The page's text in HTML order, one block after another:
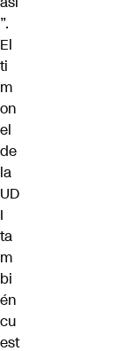
”.
El
ti
m
on
el
de
la
UD
I
ta
m
bi
én
cu
est